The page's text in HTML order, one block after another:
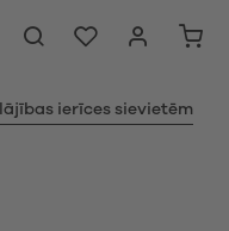
ierīces sievietēm